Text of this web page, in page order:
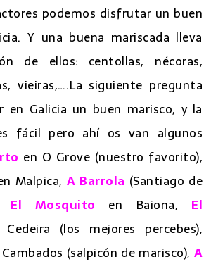
podemos disfrutar un buen
Y una buena mariscada lleva
de ellos: centollas, nécoras,
vieiras,….La siguiente pregunta
en Galicia un buen marisco, y la
fácil pero ahí os van algunos
en O Grove (nuestro favorito),
Malpica, A Barrola (Santiago de
El Mosquito en Baiona, El
(los mejores percebes),
(salpicón de marisco), A